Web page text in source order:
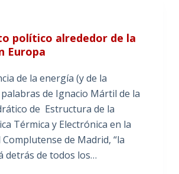
político alrededor de la
Europa
de la energía (y de la
de Ignacio Mártil de la
de Estructura de la
Térmica y Electrónica en la
de Madrid, “la
detrás de todos los…